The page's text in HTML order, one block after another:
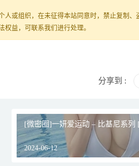
或组织，在未征得本站同意时，禁止复制、
权益，可联系我们进行处理。
分享到 :
[微密圈]一妍爱运动 – 比基尼系列
2024-06-12